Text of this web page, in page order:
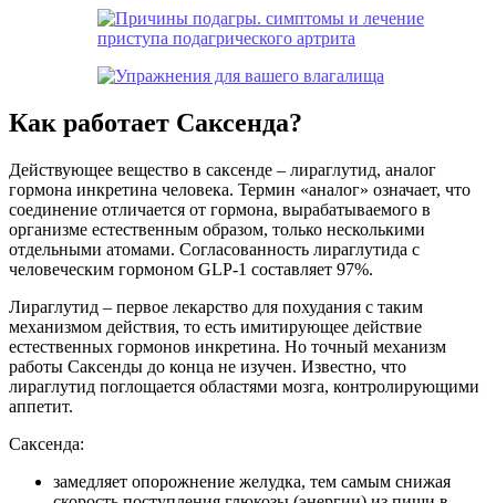
Как работает Саксенда?
Действующее вещество в саксенде – лираглутид, аналог
гормона инкретина человека. Термин «аналог» означает, что
соединение отличается от гормона, вырабатываемого в
организме естественным образом, только несколькими
отдельными атомами. Согласованность лираглутида с
человеческим гормоном GLP-1 составляет 97%.
Лираглутид – первое лекарство для похудания с таким
механизмом действия, то есть имитирующее действие
естественных гормонов инкретина. Но точный механизм
работы Саксенды до конца не изучен. Известно, что
лираглутид поглощается областями мозга, контролирующими
аппетит.
Саксенда:
замедляет опорожнение желудка, тем самым снижая